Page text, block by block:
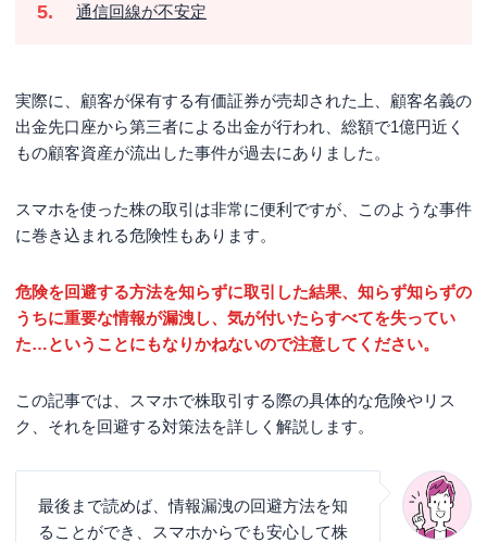
通信回線が不安定
実際に、顧客が保有する有価証券が売却された上、顧客名義の
出金先口座から第三者による出金が行われ、総額で1億円近く
もの顧客資産が流出した事件が過去にありました。
スマホを使った株の取引は非常に便利ですが、このような事件
に巻き込まれる危険性もあります。
危険を回避する方法を知らずに取引した結果、知らず知らずの
うちに重要な情報が漏洩し、気が付いたらすべてを失ってい
た…ということにもなりかねないので注意してください。
この記事では、スマホで株取引する際の具体的な危険やリス
ク、それを回避する対策法を詳しく解説します。
最後まで読めば、情報漏洩の回避方法を知
ることができ、スマホからでも安心して株